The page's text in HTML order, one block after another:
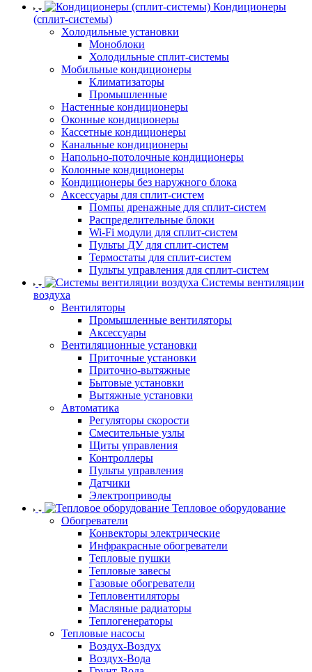
Кондиционеры
(сплит-системы)
Холодильные установки
Моноблоки
Холодильные сплит-системы
Мобильные кондиционеры
Климатизаторы
Промышленные
Настенные кондиционеры
Оконные кондиционеры
Кассетные кондиционеры
Канальные кондиционеры
Напольно-потолочные кондиционеры
Колонные кондиционеры
Кондиционеры без наружного блока
Аксессуары для сплит-систем
Помпы дренажные для сплит-систем
Распределительные блоки
Wi-Fi модули для сплит-систем
Пульты ДУ для сплит-систем
Термостаты для сплит-систем
Пульты управления для сплит-систем
Системы вентиляции
воздуха
Вентиляторы
Промышленные вентиляторы
Аксессуары
Вентиляционные установки
Приточные установки
Приточно-вытяжные
Бытовые установки
Вытяжные установки
Автоматика
Регуляторы скорости
Смесительные узлы
Щиты управления
Контроллеры
Пульты управления
Датчики
Электроприводы
Тепловое оборудование
Обогреватели
Конвекторы электрические
Инфракрасные обогреватели
Тепловые пушки
Тепловые завесы
Газовые обогреватели
Тепловентиляторы
Масляные радиаторы
Теплогенераторы
Тепловые насосы
Воздух-Воздух
Воздух-Вода